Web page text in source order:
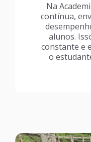
Na
contínua,
alunos.
constante e
o